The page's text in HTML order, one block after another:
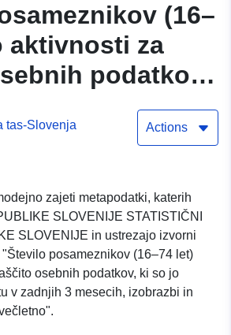
(16–
aktivnosti za
podatkov,
na internetu
mesecih,
večletno
tas-Slovenja Actions
zajeti metapodatki, katerih
SLOVENIJE STATISTIČNI
SLOVENIJE in ustrezajo izvorni
posameznikov (16–74 let)
osebnih podatkov, ki so jo
v zadnjih 3 mesecih, izobrazbi in